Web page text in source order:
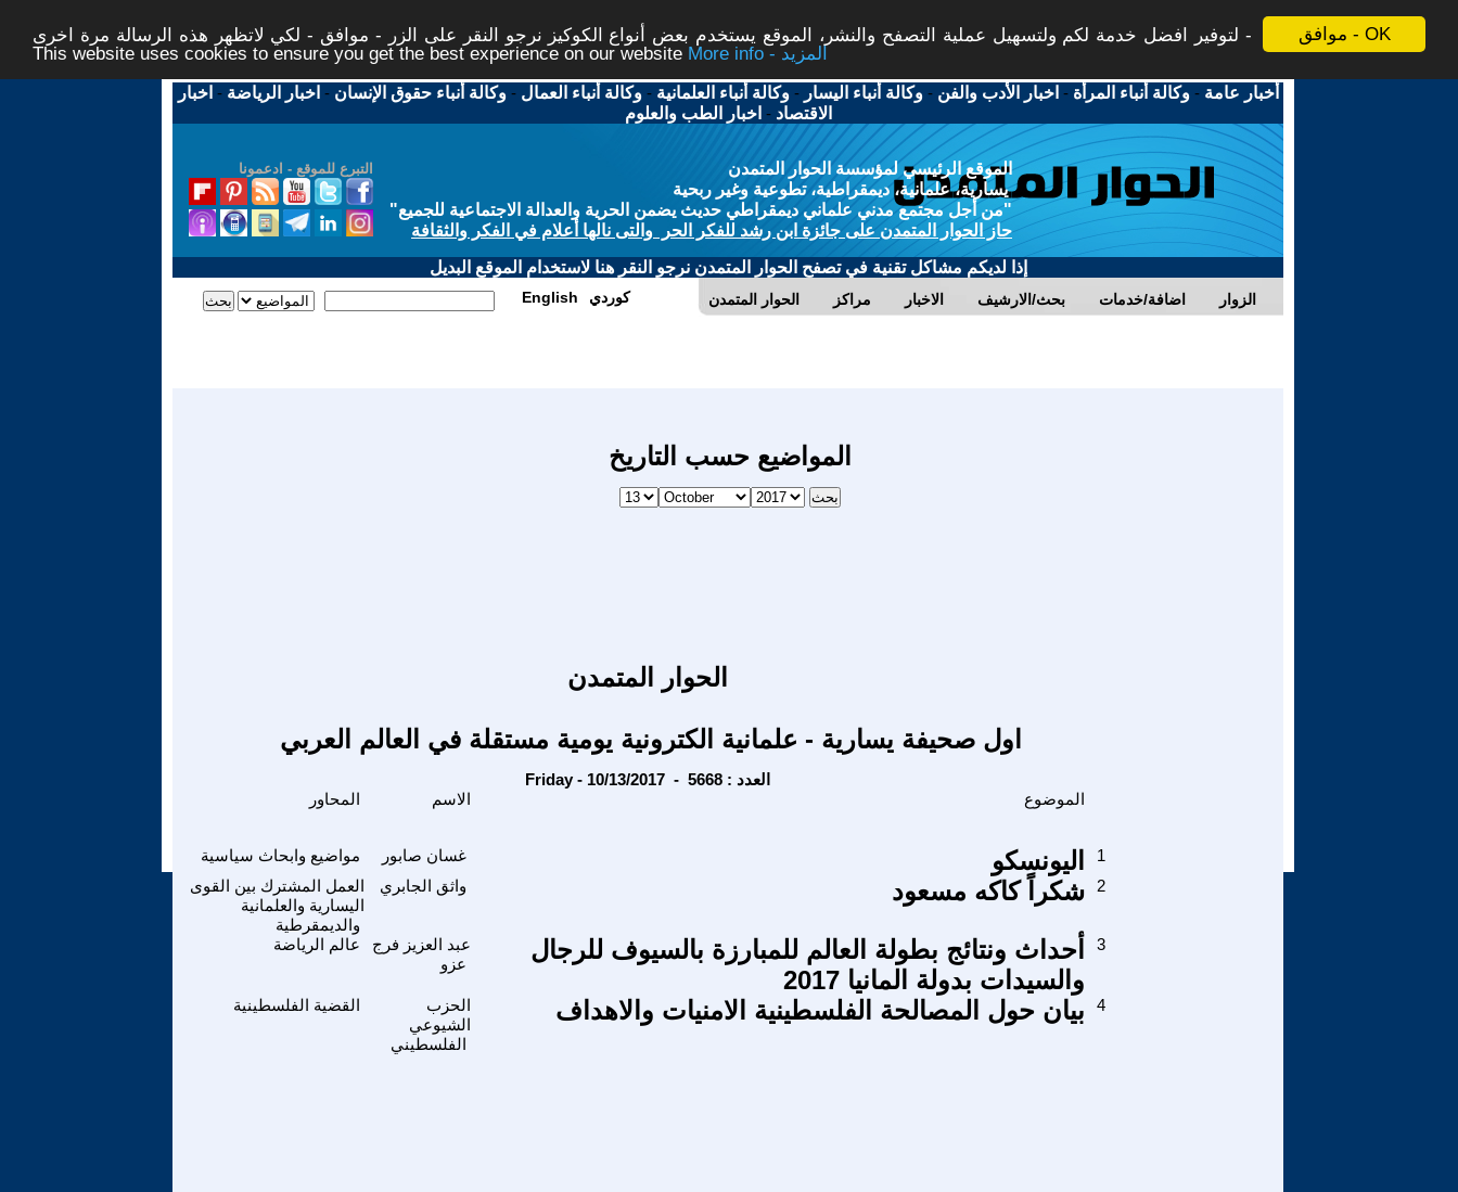
موافق - OK
لتوفير افضل خدمة لكم ولتسهيل عملية التصفح والنشر، الموقع يستخدم بعض أنواع الكوكيز نرجو النقر على الزر - موافق - لكي لاتظهر هذه الرسالة مرة اخرى -
This website uses cookies to ensure you get the best experience on our website
More info - المزيد
أخبار عامة -وكالة أنباء المرأة - اخبار الأدب والفن -وكالة أنباء اليسار -وكالة أنباء العلمانية -وكالة أنباء العمال -وكالة أنباء حقوق الإنسان - اخبار الرياضة - اخبار
الاقتصاد - اخبار الطب والعلوم
التبرع للموقع - ادعمونا
الموقع الرئيسي لمؤسسة الحوار المتمدن
يسارية، علمانية، ديمقراطية، تطوعية وغير ربحية
"من أجل مجتمع مدني علماني ديمقراطي حديث يضمن الحرية والعدالة الاجتماعية للجميع"
حاز الحوار المتمدن على جائزة ابن رشد للفكر الحر والتى نالها أعلام في الفكر والثقافة
إذا لديكم مشاكل تقنية في تصفح الحوار المتمدن نرجو النقر هنا لاستخدام الموقع البديل
الحوار المتمدن مراكز الاخبار بحث/الارشيف اضافة/خدمات الزوار English كوردي
المواضيع حسب التاريخ
الحوار المتمدن
اول صحيفة يسارية - علمانية الكترونية يومية مستقلة في العالم العربي
Friday - 10/13/2017 - العدد : 5668
الاسم الموضوع
مواضيع وابحاث سياسية غسان صابور اليونسكو
1
العمل المشترك بين القوى
اليسارية والعلمانية
والديمقرطية
واثق الجابري شكراً كاكه مسعود 2
عالم الرياضة
عبد العزيز فرج
عزو
أحداث ونتائج بطولة العالم للمبارزة بالسيوف للرجال
والسيدات بدولة المانيا 2017
3
القضية الفلسطينية
الحزب
الشيوعي
الفلسطيني
بيان حول المصالحة الفلسطينية الامنيات والاهداف 4